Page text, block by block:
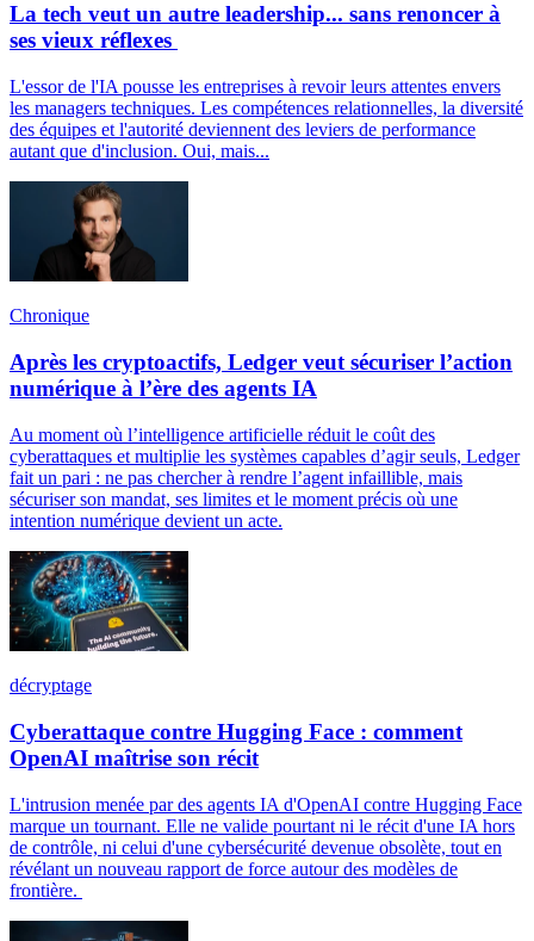
La tech veut un autre leadership... sans renoncer à
ses vieux réflexes
L'essor de l'IA pousse les entreprises à revoir leurs attentes envers
les managers techniques. Les compétences relationnelles, la diversité
des équipes et l'autorité deviennent des leviers de performance
autant que d'inclusion. Oui, mais...
Chronique
Après les cryptoactifs, Ledger veut sécuriser l’action
numérique à l’ère des agents IA
Au moment où l’intelligence artificielle réduit le coût des
cyberattaques et multiplie les systèmes capables d’agir seuls, Ledger
fait un pari : ne pas chercher à rendre l’agent infaillible, mais
sécuriser son mandat, ses limites et le moment précis où une
intention numérique devient un acte.
décryptage
Cyberattaque contre Hugging Face : comment
OpenAI maîtrise son récit
L'intrusion menée par des agents IA d'OpenAI contre Hugging Face
marque un tournant. Elle ne valide pourtant ni le récit d'une IA hors
de contrôle, ni celui d'une cybersécurité devenue obsolète, tout en
révélant un nouveau rapport de force autour des modèles de
frontière.